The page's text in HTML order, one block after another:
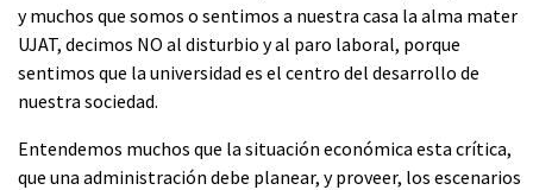
y muchos que somos o sentimos a nuestra casa la alma mater
UJAT, decimos NO al disturbio y al paro laboral, porque
sentimos que la universidad es el centro del desarrollo de
nuestra sociedad.
Entendemos muchos que la situación económica esta crítica,
que una administración debe planear, y proveer, los escenarios